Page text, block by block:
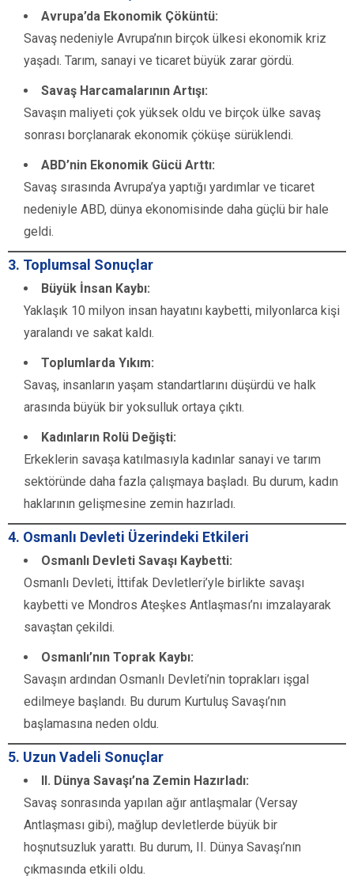
Avrupa’da Ekonomik Çöküntü:
Savaş nedeniyle Avrupa’nın birçok ülkesi ekonomik kriz
yaşadı. Tarım, sanayi ve ticaret büyük zarar gördü.
Savaş Harcamalarının Artışı:
Savaşın maliyeti çok yüksek oldu ve birçok ülke savaş
sonrası borçlanarak ekonomik çöküşe sürüklendi.
ABD’nin Ekonomik Gücü Arttı:
Savaş sırasında Avrupa’ya yaptığı yardımlar ve ticaret
nedeniyle ABD, dünya ekonomisinde daha güçlü bir hale
geldi.
3. Toplumsal Sonuçlar
Büyük İnsan Kaybı:
Yaklaşık 10 milyon insan hayatını kaybetti, milyonlarca kişi
yaralandı ve sakat kaldı.
Toplumlarda Yıkım:
Savaş, insanların yaşam standartlarını düşürdü ve halk
arasında büyük bir yoksulluk ortaya çıktı.
Kadınların Rolü Değişti:
Erkeklerin savaşa katılmasıyla kadınlar sanayi ve tarım
sektöründe daha fazla çalışmaya başladı. Bu durum, kadın
haklarının gelişmesine zemin hazırladı.
4. Osmanlı Devleti Üzerindeki Etkileri
Osmanlı Devleti Savaşı Kaybetti:
Osmanlı Devleti, İttifak Devletleri’yle birlikte savaşı
kaybetti ve Mondros Ateşkes Antlaşması’nı imzalayarak
savaştan çekildi.
Osmanlı’nın Toprak Kaybı:
Savaşın ardından Osmanlı Devleti’nin toprakları işgal
edilmeye başlandı. Bu durum Kurtuluş Savaşı’nın
başlamasına neden oldu.
5. Uzun Vadeli Sonuçlar
II. Dünya Savaşı’na Zemin Hazırladı:
Savaş sonrasında yapılan ağır antlaşmalar (Versay
Antlaşması gibi), mağlup devletlerde büyük bir
hoşnutsuzluk yarattı. Bu durum, II. Dünya Savaşı’nın
çıkmasında etkili oldu.